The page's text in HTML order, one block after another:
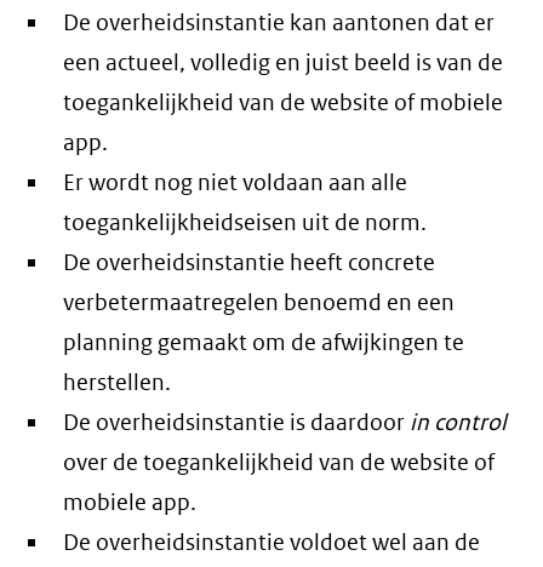
De overheidsinstantie kan aantonen dat er
een actueel, volledig en juist beeld is van de
toegankelijkheid van de website of mobiele
app.
Er wordt nog niet voldaan aan alle
toegankelijkheidseisen uit de norm.
De overheidsinstantie heeft concrete
verbetermaatregelen benoemd en een
planning gemaakt om de afwijkingen te
herstellen.
De overheidsinstantie is daardoor in control
over de toegankelijkheid van de website of
mobiele app.
De overheidsinstantie voldoet wel aan de